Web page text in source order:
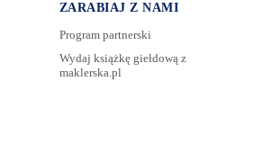
ZARABIAJ Z NAMI
Program partnerski
Wydaj książkę giełdową z
maklerska.pl